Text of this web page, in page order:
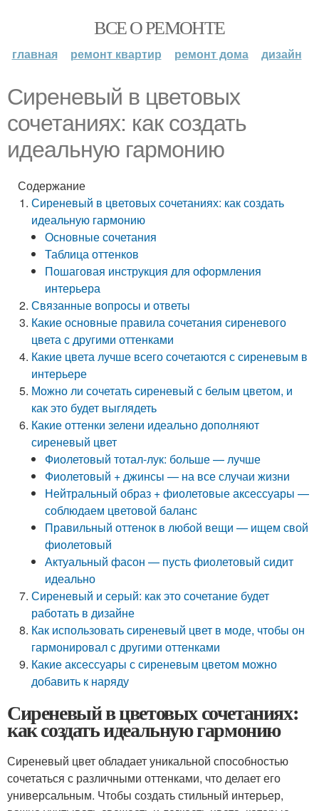
ВСЕ О РЕМОНТЕ
главная ремонт квартир ремонт дома дизайн
Сиреневый в цветовых
сочетаниях: как создать
идеальную гармонию
Содержание
Сиреневый в цветовых сочетаниях: как создать
идеальную гармонию
Основные сочетания
Таблица оттенков
Пошаговая инструкция для оформления
интерьера
Связанные вопросы и ответы
Какие основные правила сочетания сиреневого
цвета с другими оттенками
Какие цвета лучше всего сочетаются с сиреневым в
интерьере
Можно ли сочетать сиреневый с белым цветом, и
как это будет выглядеть
Какие оттенки зелени идеально дополняют
сиреневый цвет
Фиолетовый тотал-лук: больше — лучше
Фиолетовый + джинсы — на все случаи жизни
Нейтральный образ + фиолетовые аксессуары —
соблюдаем цветовой баланс
Правильный оттенок в любой вещи — ищем свой
фиолетовый
Актуальный фасон — пусть фиолетовый сидит
идеально
Сиреневый и серый: как это сочетание будет
работать в дизайне
Как использовать сиреневый цвет в моде, чтобы он
гармонировал с другими оттенками
Какие аксессуары с сиреневым цветом можно
добавить к наряду
Сиреневый в цветовых сочетаниях:
как создать идеальную гармонию
Сиреневый цвет обладает уникальной способностью
сочетаться с различными оттенками, что делает его
универсальным. Чтобы создать стильный интерьер,